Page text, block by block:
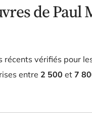
de Paul
récents vérifiés pour
entre 2 500 et 7